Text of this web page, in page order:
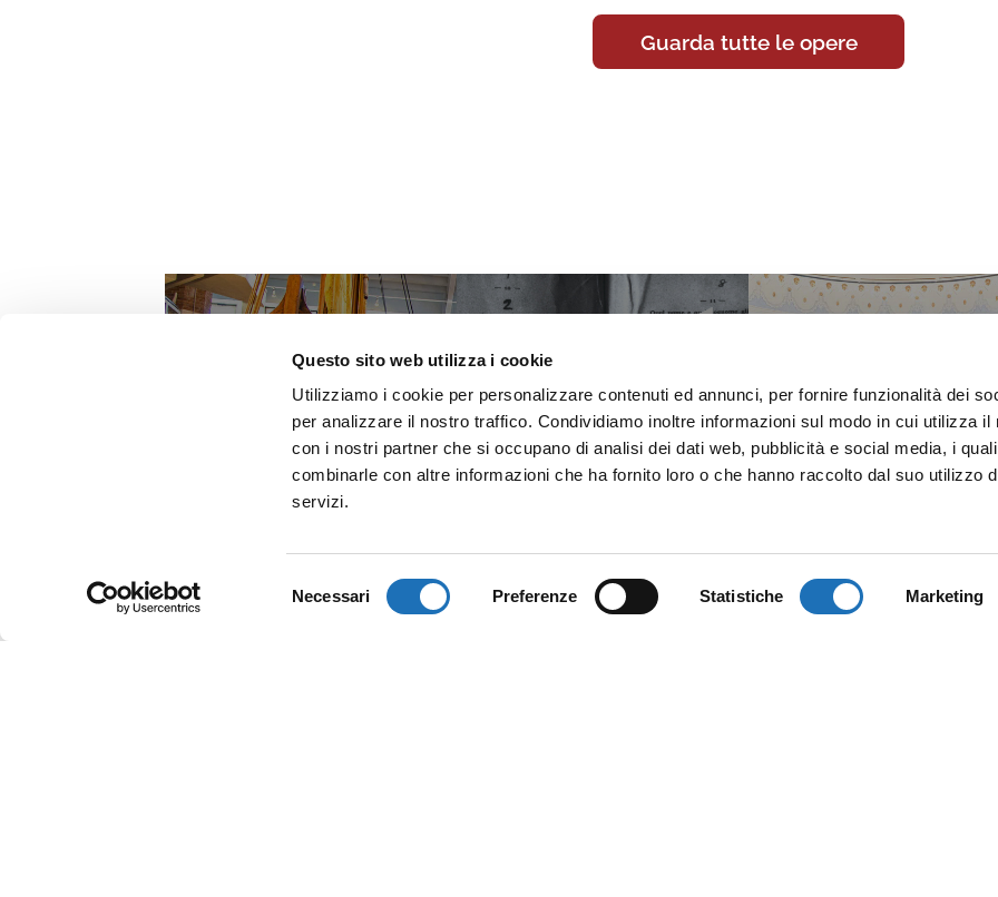
Questo sito web utilizza i cookie
Utilizziamo i cookie per personalizzare contenuti ed annunci, per fornire funzionalità dei
per analizzare il nostro traffico. Condividiamo inoltre informazioni sul modo in cui utilizza il
con i nostri partner che si occupano di analisi dei dati web, pubblicità e social media, i
combinarle con altre informazioni che ha fornito loro o che hanno raccolto dal suo utilizzo
servizi.
Necessari Preferenze Statistiche Marketing
Guarda tutte le opere